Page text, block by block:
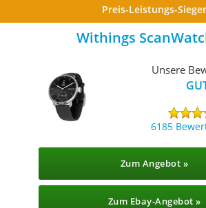
Preis-Leistungs-Sieger
Withings
Unsere
6185
Zum Angebot »
Zum Ebay-Angebot »